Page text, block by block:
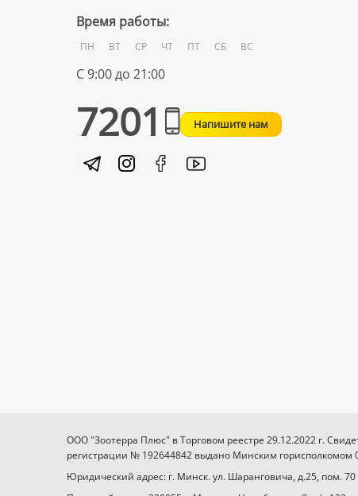
Время работы:
ПН ВТ СР ЧТ ПТ СБ ВС
С 9:00 до 21:00
7201 Напишите нам
ООО "Зоотерра Плюс" в Торговом реестре 29.12.2022 г.
регистрации № 192644842 выдано Минским горисполкомом
Юридический адрес: г. Минск. ул. Шаранговича, д.25, пом. 70